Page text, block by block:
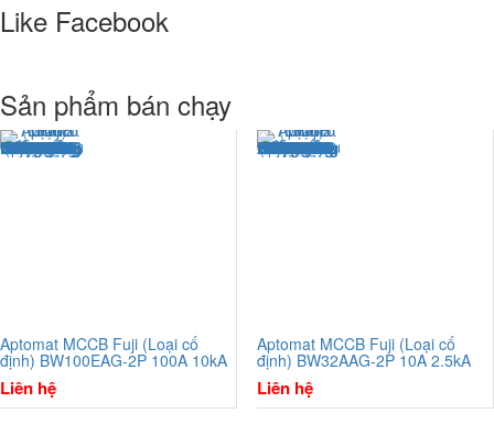
Like Facebook
Sản phẩm bán chạy
Aptomat MCCB Fuji (Loại cố
định) BW100EAG-2P 100A 10kA
Liên hệ
Aptomat MCCB Fuji (Loại cố
định) BW32AAG-2P 10A 2.5kA
Liên hệ